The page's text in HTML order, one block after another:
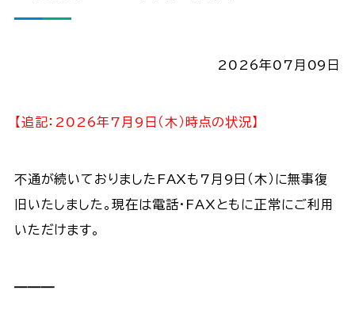
2026年07月09日
【追記：2026年7月9日（木）時点の状況】
不通が続いておりましたFAXも7月9日（木）に無事復
旧いたしました。現在は電話・FAXともに正常にご利用
いただけます。
———